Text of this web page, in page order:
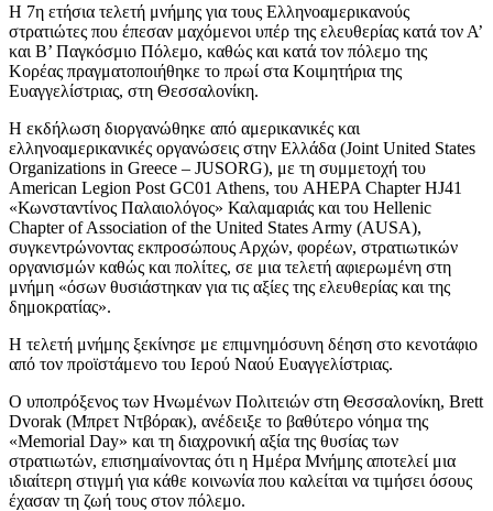
Η 7η ετήσια τελετή μνήμης για τους Ελληνοαμερικανούς
στρατιώτες που έπεσαν μαχόμενοι υπέρ της ελευθερίας κατά τον Α’
και Β’ Παγκόσμιο Πόλεμο, καθώς και κατά τον πόλεμο της
Κορέας πραγματοποιήθηκε το πρωί στα Κοιμητήρια της
Ευαγγελίστριας, στη Θεσσαλονίκη.
Η εκδήλωση διοργανώθηκε από αμερικανικές και
ελληνοαμερικανικές οργανώσεις στην Ελλάδα (Joint United States
Organizations in Greece – JUSORG), με τη συμμετοχή του
American Legion Post GC01 Athens, του AHEPA Chapter HJ41
«Κωνσταντίνος Παλαιολόγος» Καλαμαριάς και του Hellenic
Chapter of Association of the United States Army (AUSA),
συγκεντρώνοντας εκπροσώπους Αρχών, φορέων, στρατιωτικών
οργανισμών καθώς και πολίτες, σε μια τελετή αφιερωμένη στη
μνήμη «όσων θυσιάστηκαν για τις αξίες της ελευθερίας και της
δημοκρατίας».
Η τελετή μνήμης ξεκίνησε με επιμνημόσυνη δέηση στο κενοτάφιο
από τον προϊστάμενο του Ιερού Ναού Ευαγγελίστριας.
Ο υποπρόξενος των Ηνωμένων Πολιτειών στη Θεσσαλονίκη, Brett
Dvorak (Μπρετ Ντβόρακ), ανέδειξε το βαθύτερο νόημα της
«Memorial Day» και τη διαχρονική αξία της θυσίας των
στρατιωτών, επισημαίνοντας ότι η Ημέρα Μνήμης αποτελεί μια
ιδιαίτερη στιγμή για κάθε κοινωνία που καλείται να τιμήσει όσους
έχασαν τη ζωή τους στον πόλεμο.